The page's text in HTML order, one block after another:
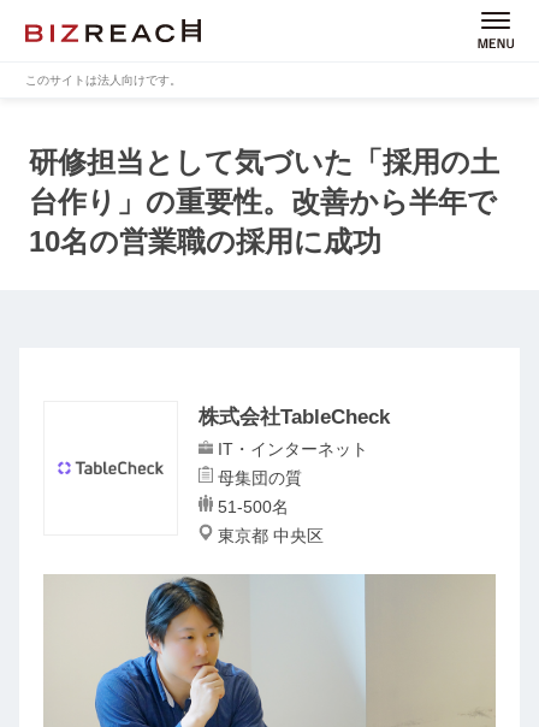
このサイトは法人向けです。
研修担当として気づいた「採用の土
台作り」の重要性。 改善から半年で
10名の営業職の採用に成功
株式会社TableCheck
IT・インターネット
母集団の質
51-500名
東京都 中央区